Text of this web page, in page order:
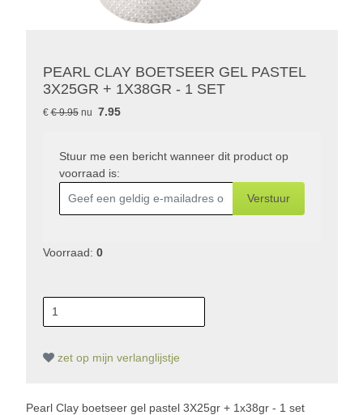
PEARL CLAY BOETSEER GEL PASTEL
3X25GR + 1X38GR - 1 SET
€€ 9.95nu 7.95
Stuur me een bericht wanneer dit product op
voorraad is:
Verstuur
Voorraad: 0
zet op mijn verlanglijstje
Pearl Clay boetseer gel pastel 3X25gr + 1x38gr - 1 set